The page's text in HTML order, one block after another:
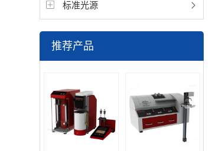
标准光源
推荐产品